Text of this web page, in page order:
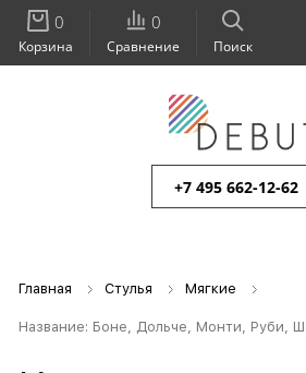
+7 495 662-12-62
Поиск
0
Сравнение
0
Корзина
Главная Стулья Мягкие
Название: Боне, Дольче, Монти, Руби,